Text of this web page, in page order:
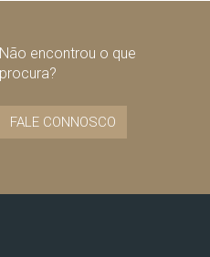
Não encontrou o que
procura?
FALE CONNOSCO